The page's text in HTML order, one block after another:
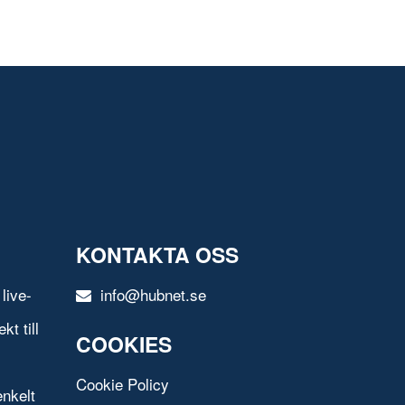
till
KONTAKTA OSS
info@hubnet.se
COOKIES
Cookie Policy